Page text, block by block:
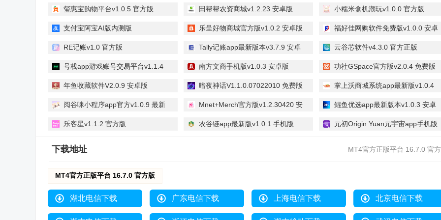
玺惠宝购物平台v1.0.5 官方版 田帮帮农资商城v1.2.23 安卓版 小糯米盒机潮玩v1.0.0 官方版
支付宝阿宝AI版内测版
乐呈好物商城官方版v1.0.2 安卓版
福好佳网购软件免费版v1.0.0 安卓
RE记账v1.0 官方版
Tally记账app最新版本v3.7.9 安卓
云谷芯软件v4.3.0 官方正版
号栈app游戏账号交易平台v1.1.4
南方文商手机版v1.0.3 安卓版 功社GSpace官方版v2.0.4 免费版
年鱼收藏软件V2.0.9 安卓版 暗夜神话V1.1.0.07022010 免费版
掌上沃商城系统app最新版v1.0.4
阅谷咪小程序app官方v1.0.9 最新
Mnet+Merch官方版v1.2.30420 安
鲲鱼优选app最新版本v1.0.3 安卓
乐客星v1.1.2 官方版 农谷链app最新版v1.0.1 手机版
元初Origin Yuan元宇宙app手机版
下载地址 MT4官方正版平台 16.7.0 官
MT4官方正版平台 16.7.0 官方版
湖北电信下载 广东电信下载 上海电信下载 北京电信下载